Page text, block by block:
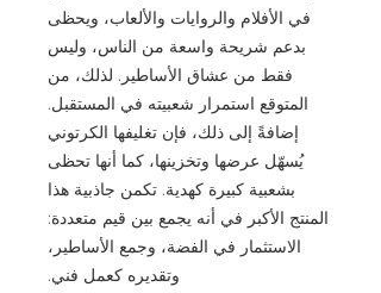
في الأفلام والروايات والألعاب، ويحظى
بدعم شريحة واسعة من الناس، وليس
فقط من عشاق الأساطير. لذلك، من
المتوقع استمرار شعبيته في المستقبل.
إضافةً إلى ذلك، فإن تغليفها الكرتوني
يُسهّل عرضها وتخزينها، كما أنها تحظى
بشعبية كبيرة كهدية. تكمن جاذبية هذا
المنتج الأكبر في أنه يجمع بين قيم متعددة:
الاستثمار في الفضة، وجمع الأساطير،
وتقديره كعمل فني.